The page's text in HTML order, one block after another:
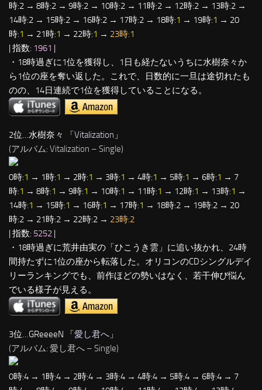
時:2 → 8時:2 → 9時:2 → 10時:2 → 11時:2 → 12時:2 → 13時:2 →
14時:2 → 15時:2 → 16時:2 → 17時:2 → 18時:1 → 19時:1 → 20
時:1 → 21時:1 → 22時:1 → 23時:1
| 指数: 1961 |
・18時過ぎに1位を獲得し、1日も経たないうちに水樹奈々か
ら1位の座を奪い返した。これで、日数的に一旦は途切れたも
のの、14日連続で1位を獲得していることになる。
2位…水樹奈々 「Vitalization 」
(アルバム: Vitalization – Single)
0時:1 → 1時:1 → 2時:1 → 3時:1 → 4時:1 → 5時:1 → 6時:1 → 7
時:1 → 8時:1 → 9時:1 → 10時:1 → 11時:1 → 12時:1 → 13時:1 →
14時:1 → 15時:1 → 16時:1 → 17時:1 → 18時:2 → 19時:2 → 20
時:2 → 21時:2 → 22時:2 → 23時:2
| 指数: 5252 |
・18時過ぎに荒井由実の「ひこうき雲」に追い抜かれ、24時
間持たずに1位の座から転落した。オリコンのCDシングルデイ
リーランキングでも、前作ほどの勢いはなく、若干伸び悩ん
でいる様子が見える。
3位…GReeeeN 「愛し君へ 」
(アルバム: 愛し君へ – Single)
0時:4 → 1時:4 → 2時:4 → 3時:4 → 4時:4 → 5時:4 → 6時:4 → 7